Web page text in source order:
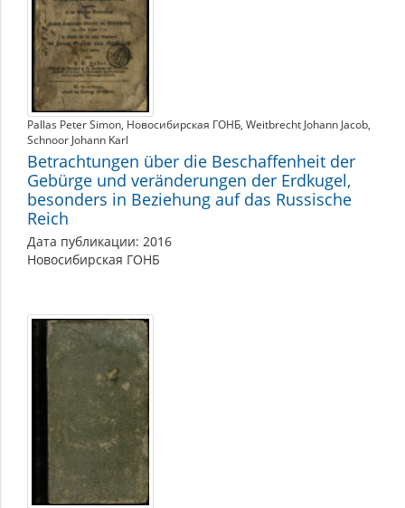
Pallas Peter Simon Новосибирская ГОНБ Weitbrecht Johann Jacob
Schnoor Johann Karl
Betrachtungen über die Beschaffenheit der
Gebürge und veränderungen der Erdkugel,
besonders in Beziehung auf das Russische
Reich
Дата публикации: 2016
Новосибирская ГОНБ